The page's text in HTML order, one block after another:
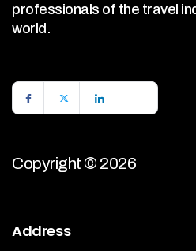
professionals of the travel
world.
Copyright © 2026
Address